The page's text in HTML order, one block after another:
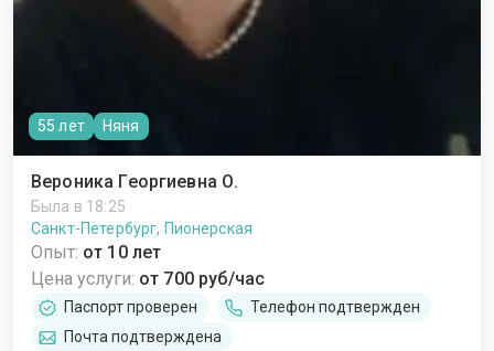
55 лет Няня
Вероника Георгиевна О.
Была в 18:25
Санкт-Петербург, Пионерская
Опыт: от 10 лет
Цена услуги: от 700 руб/час
Паспорт проверен
Телефон подтвержден
Почта подтверждена